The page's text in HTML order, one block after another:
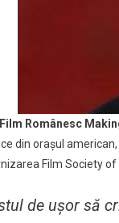
Românesc
din oraşul
Film Society of
de uşor să